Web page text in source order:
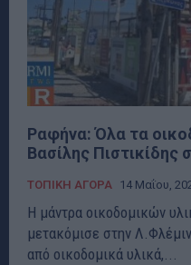
Ραφήνα: Όλα τα
Βασίλης Πιστικίδης
ΤΟΠΙΚΗ ΑΓΟΡΑ 14 Μαΐου,
Η μάντρα οικοδομικών
μετακόμισε στην
από οικοδομικά υλικά,...